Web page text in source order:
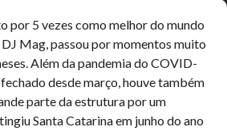
por 5 vezes como melhor do mundo
Mag, passou por momentos muito
Além da pandemia do COVID-
desde março, houve também
parte da estrutura por um
Santa Catarina em junho do ano